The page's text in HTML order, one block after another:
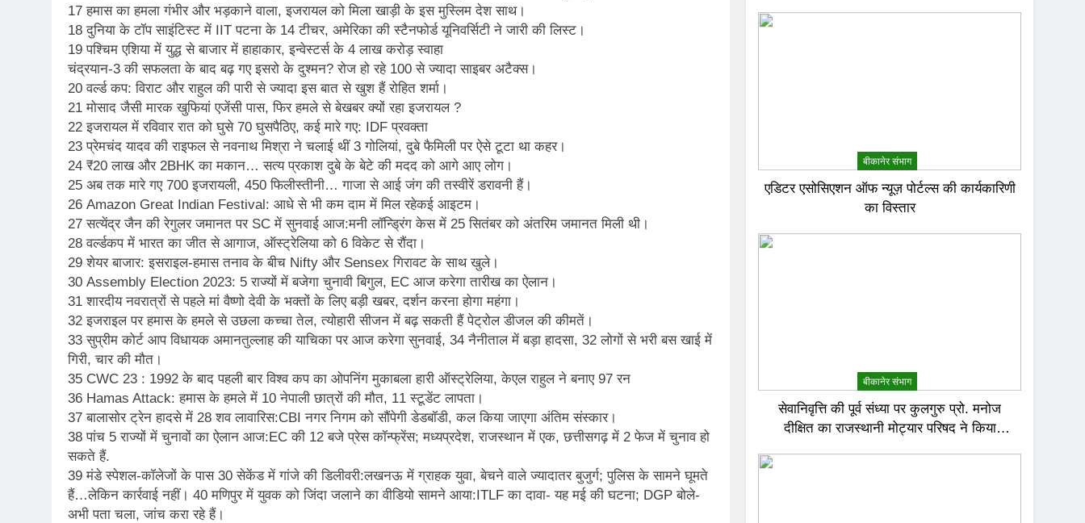
17 हमास का हमला गंभीर और भड़काने वाला, इजरायल को मिला खाड़ी के इस मुस्लिम देश साथ।
18 दुनिया के टॉप साइंटिस्ट में IIT पटना के 14 टीचर, अमेरिका की स्टैनफोर्ड यूनिवर्सिटी ने जारी की लिस्ट।
19 पश्चिम एशिया में युद्ध से बाजार में हाहाकार, इन्वेस्टर्स के 4 लाख करोड़ स्वाहा
चंद्रयान-3 की सफलता के बाद बढ़ गए इसरो के दुश्मन? रोज हो रहे 100 से ज्यादा साइबर अटैक्स।
20 वर्ल्‍ड कप: विराट और राहुल की पारी से ज्यादा इस बात से खुश हैं रोहित शर्मा।
21 मोसाद जैसी मारक खुफियां एजेंसी पास, फिर हमले से बेखबर क्यों रहा इजरायल ?
22 इजरायल में रविवार रात को घुसे 70 घुसपैठिए, कई मारे गए: IDF प्रवक्ता
23 प्रेमचंद यादव की राइफल से नवनाथ मिश्रा ने चलाई थीं 3 गोलियां, दुबे फैमिली पर ऐसे टूटा था कहर।
24 ₹20 लाख और 2BHK का मकान… सत्य प्रकाश दुबे के बेटे की मदद को आगे आए लोग।
25 अब तक मारे गए 700 इजरायली, 450 फिलीस्तीनी… गाजा से आई जंग की तस्वीरें डरावनी हैं।
26 Amazon Great Indian Festival: आधे से भी कम दाम में मिल रहेकई आइटम।
27 सत्येंद्र जैन की रेगुलर जमानत पर SC में सुनवाई आज:मनी लॉन्ड्रिंग केस में 25 सितंबर को अंतरिम जमानत मिली थी।
28 वर्ल्डकप में भारत का जीत से आगाज, ऑस्ट्रेलिया को 6 विकेट से रौंदा।
29 शेयर बाजार: इसराइल-हमास तनाव के बीच Nifty और Sensex गिरावट के साथ खुले।
30 Assembly Election 2023: 5 राज्यों में बजेगा चुनावी बिगुल, EC आज करेगा तारीख का ऐलान।
31 शारदीय नवरात्रों से पहले मां वैष्णो देवी के भक्तों के लिए बड़ी खबर, दर्शन करना होगा महंगा।
32 इजराइल पर हमास के हमले से उछला कच्चा तेल, त्योहारी सीजन में बढ़ सकती हैं पेट्रोल डीजल की कीमतें।
33 सुप्रीम कोर्ट आप विधायक अमानतुल्लाह की याचिका पर आज करेगा सुनवाई, 34 नैनीताल में बड़ा हादसा, 32 लोगों से भरी बस खाई में
गिरी, चार की मौत।
35 CWC 23 : 1992 के बाद पहली बार विश्व कप का ओपनिंग मुकाबला हारी ऑस्ट्रेलिया, केएल राहुल ने बनाए 97 रन
36 Hamas Attack: हमास के हमले में 10 नेपाली छात्रों की मौत, 11 स्टूडेंट लापता।
37 बालासोर ट्रेन हादसे में 28 शव लावारिस:CBI नगर निगम को सौंपेगी डेडबॉडी, कल किया जाएगा अंतिम संस्कार।
38 पांच 5 राज्यों में चुनावों का ऐलान आज:EC की 12 बजे प्रेस कॉन्फ्रेंस; मध्यप्रदेश, राजस्थान में एक, छत्तीसगढ़ में 2 फेज में चुनाव हो
सकते हैं.
39 मंडे स्पेशल-कॉलेजों के पास 30 सेकेंड में गांजे की डिलीवरी:लखनऊ में ग्राहक युवा, बेचने वाले ज्यादातर बुजुर्ग; पुलिस के सामने घूमते
हैं…लेकिन कार्रवाई नहीं। 40 मणिपुर में युवक को जिंदा जलाने का वीडियो सामने आया:ITLF का दावा- यह मई की घटना; DGP बोले-
अभी पता चला, जांच करा रहे हैं।
बीकानेर संभाग
एडिटर एसोसिएशन ऑफ न्यूज़ पोर्टल्स की कार्यकारिणी
का विस्तार
बीकानेर संभाग
सेवानिवृत्ति की पूर्व संध्या पर कुलगुरु प्रो. मनोज
दीक्षित का राजस्थानी मोट्यार परिषद ने किया